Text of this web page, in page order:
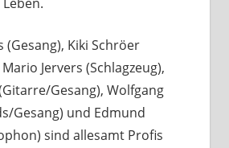
(Gesang), Kiki Schröer
Jervers (Schlagzeug),
Gesang), Wolfgang
Gesang) und Edmund
sind allesamt Profis